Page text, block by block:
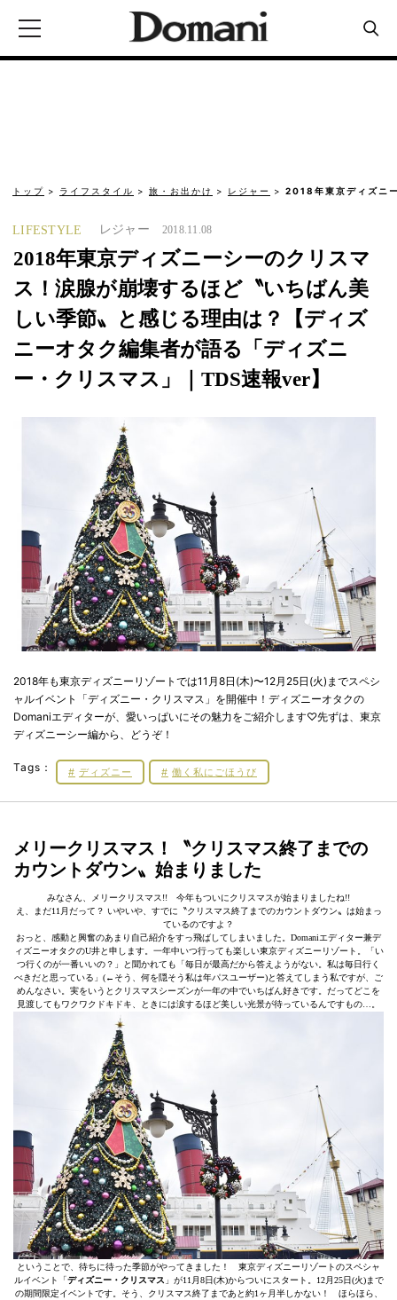
トップ ライフスタイル 旅・お出かけ レジャー 2018年東京ディズニ
LIFESTYLE レジャー 2018.11.08
2018年東京ディズニーシーのクリスマ
ス！涙腺が崩壊するほど〝いちばん美
しい季節〟と感じる理由は？【ディズ
ニーオタク編集者が語る「ディズニ
ー・クリスマス」｜TDS速報ver】
2018年も東京ディズニーリゾートでは11月8日(木)〜12月25日(火)までスペシ
ャルイベント「ディズニー・クリスマス」を開催中！ディズニーオタクの
Domaniエディターが、愛いっぱいにその魅力をご紹介します♡先ずは、東京
ディズニーシー編から、どうぞ！
Tags： ディズニー 働く私にごほうび
メリークリスマス！〝クリスマス終了までの
カウントダウン〟始まりました
みなさん、メリークリスマス!! 今年もついにクリスマスが始まりましたね!!
え、まだ11月だって？ いやいや、すでに〝クリスマス終了までのカウントダウン〟は始まっ
ているのですよ？
おっと、感動と興奮のあまり自己紹介をすっ飛ばしてしまいました。Domaniエディター兼デ
ィズニーオタクのU井と申します。一年中いつ行っても楽しい東京ディズニーリゾート。「い
つ行くのが一番いいの？」と聞かれても「毎日が最高だから答えようがない。私は毎日行く
べきだと思っている」(←そう、何を隠そう私は年パスユーザー)と答えてしまう私ですが、ご
めんなさい。実をいうとクリスマスシーズンが一年の中でいちばん好きです。だってどこを
見渡してもワクワクドキドキ、ときには涙するほど美しい光景が待っているんですもの…。
ということで、待ちに待った季節がやってきました！ 東京ディズニーリゾートのスペシャ
ルイベント「ディズニー・クリスマス 」が11月8日(木)からついにスタート。12月25日(火)まで
の期間限定イベントです。そう、クリスマス終了まであと約1ヶ月半しかない！ ほらほら、